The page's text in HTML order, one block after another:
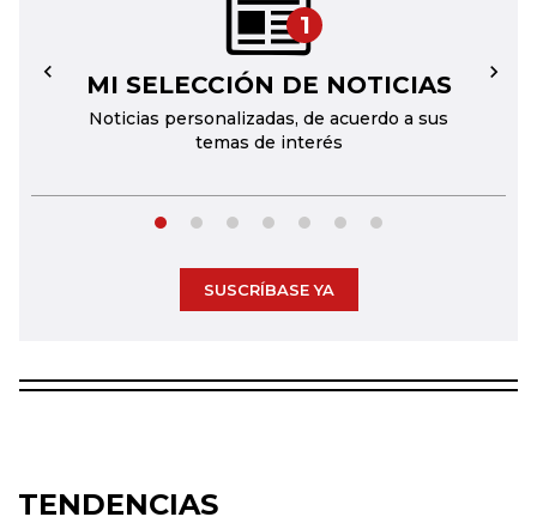
1
MI SELECCIÓN DE NOTICIAS
Noticias personalizadas, de acuerdo a sus
temas de interés
← →
SUSCRÍBASE YA
TENDENCIAS